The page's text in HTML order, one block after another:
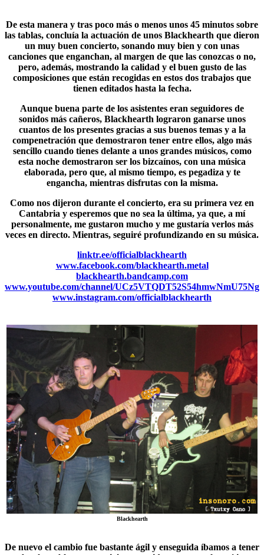
De esta manera y tras poco más o menos unos 45 minutos sobre
las tablas, concluía la actuación de unos Blackhearth que dieron
un muy buen concierto, sonando muy bien y con unas
canciones que enganchan, al margen de que las conozcas o no,
pero, además, mostrando la calidad y el buen gusto de las
composiciones que están recogidas en estos dos trabajos que
tienen editados hasta la fecha.
Aunque buena parte de los asistentes eran seguidores de
sonidos más cañeros, Blackhearth lograron ganarse unos
cuantos de los presentes gracias a sus buenos temas y a la
compenetración que demostraron tener entre ellos, algo más
sencillo cuando tienes delante a unos grandes músicos, como
esta noche demostraron ser los bizcaínos, con una música
elaborada, pero que, al mismo tiempo, es pegadiza y te
engancha, mientras disfrutas con la misma.
Como nos dijeron durante el concierto, era su primera vez en
Cantabria y esperemos que no sea la última, ya que, a mí
personalmente, me gustaron mucho y me gustaría verlos más
veces en directo. Mientras, seguiré profundizando en su música.
linktr.ee/officialblackhearth
www.facebook.com/blackhearth.metal
blackhearth.bandcamp.com
www.youtube.com/channel/UCz5VTQDT52S54hmwNmU75Ng
www.instagram.com/officialblackhearth
Blackhearth
De nuevo el cambio fue bastante ágil y enseguida íbamos a tener